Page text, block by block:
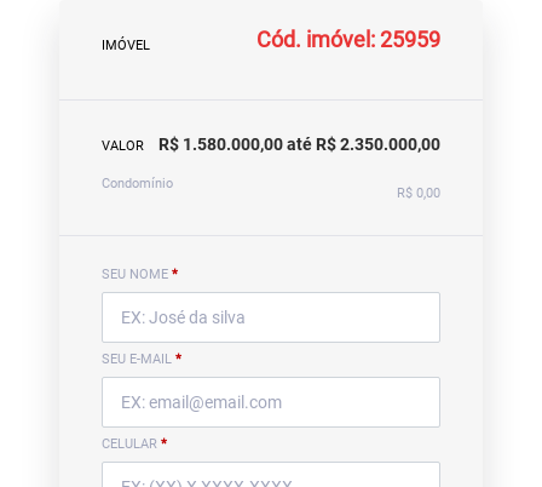
IMÓVEL Cód. imóvel: 25959
VALOR R$ 1.580.000,00 até R$ 2.350.000,00
Condomínio
R$ 0,00
SEU NOME *
SEU E-MAIL *
CELULAR *